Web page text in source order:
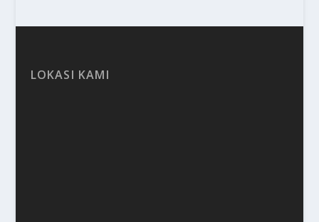
LOKASI KAMI